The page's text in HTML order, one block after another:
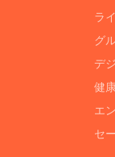
ラ
グ
デ
健
エ
セ